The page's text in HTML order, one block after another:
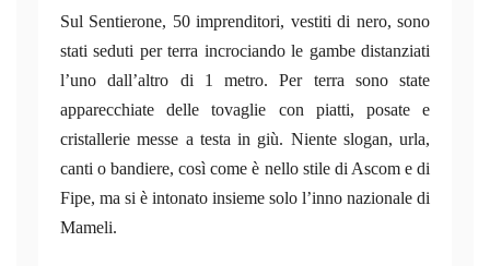
Sul Sentierone, 50 imprenditori, vestiti di nero, sono
stati seduti per terra incrociando le gambe distanziati
l’uno dall’altro di 1 metro. Per terra sono state
apparecchiate delle tovaglie con piatti, posate e
cristallerie messe a testa in giù. Niente slogan, urla,
canti o bandiere, così come è nello stile di Ascom e di
Fipe, ma si è intonato insieme solo l’inno nazionale di
Mameli.